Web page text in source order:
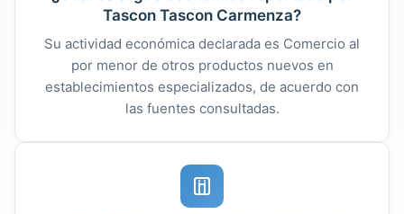
Tascon Tascon Carmenza?
Su actividad económica declarada es Comercio al
por menor de otros productos nuevos en
establecimientos especializados, de acuerdo con
las fuentes consultadas.